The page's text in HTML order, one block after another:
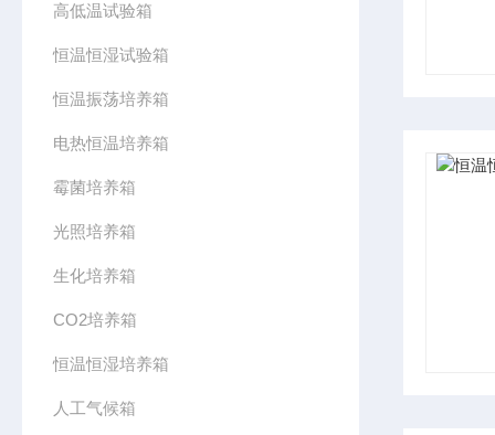
高低温试验箱
恒温恒湿试验箱
恒温振荡培养箱
电热恒温培养箱
霉菌培养箱
光照培养箱
生化培养箱
CO2培养箱
恒温恒湿培养箱
人工气候箱